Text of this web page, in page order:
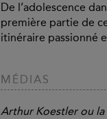
De l’adolescence
première partie de
itinéraire passionné
MÉDIAS
Arthur Koestler ou